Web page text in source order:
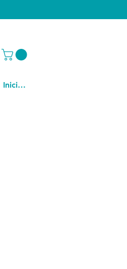
Iniciar sesión